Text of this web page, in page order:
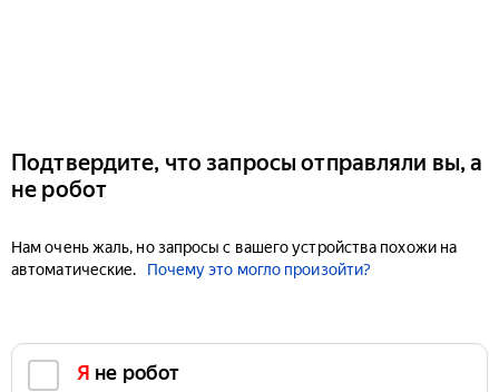
Подтвердите, что запросы отправляли вы, а
не робот
Нам очень жаль, но запросы с вашего устройства похожи на
автоматические.
Почему это могло произойти?
Я не робот